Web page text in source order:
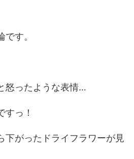
す。
怒ったような表情…
すっ！
下がったドライフラワーが見